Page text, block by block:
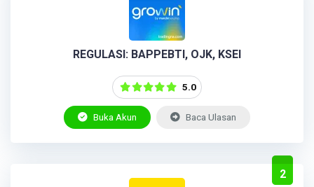
REGULASI: BAPPEBTI, OJK, KSEI
5.0
Buka Akun Baca Ulasan
2